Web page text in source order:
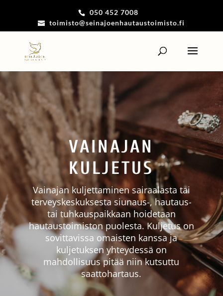
050 452 7008
toimisto@seinajoenhautaustoimisto.fi
VAINAJAN
KULJETUS
Vainajan kuljettaminen sairaalasta tai
terveyskeskuksesta siunaus-, hautaus-
tai tuhkauspaikkaan hoidetaan
hautaustoimiston puolesta. Kuljetus on
sovittavissa omaisten kanssa ja
kuljetuksen yhteydessä on
mahdollisuus pitää niin kutsuttu
saattohartaus.